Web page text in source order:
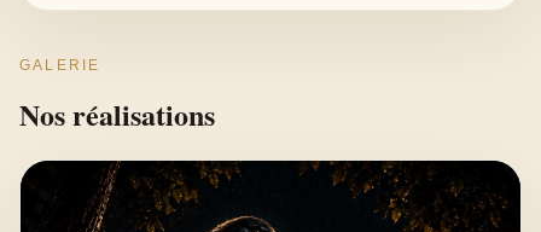
GALERIE
Nos réalisations